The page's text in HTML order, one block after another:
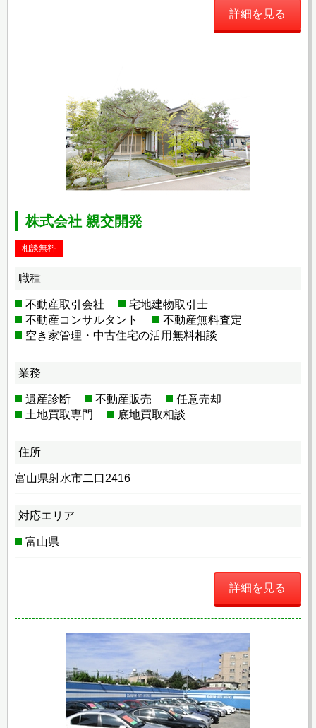
詳細を見る
株式会社 親交開発
相談無料
職種
不動産取引会社
宅地建物取引士
不動産コンサルタント
不動産無料査定
空き家管理・中古住宅の活用無料相談
業務
遺産診断 不動産販売
任意売却
土地買取専門
底地買取相談
住所
富山県射水市二口2416
対応エリア
富山県
詳細を見る